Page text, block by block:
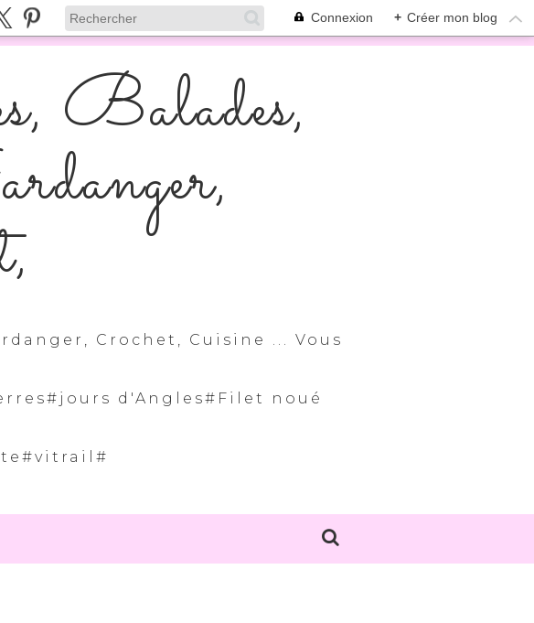
Connexion + Créer mon blog
Balades,
Crochet, Cuisine ... Vous
d'Angles#Filet noué